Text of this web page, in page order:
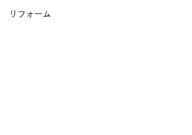
リフォーム